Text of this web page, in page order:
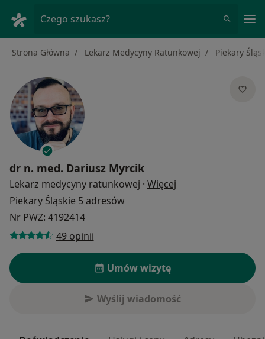
Czego szukasz?
Strona Główna Lekarz Medycyny Ratunkowej Piekary
dr n. med. Dariusz Myrcik
Lekarz medycyny ratunkowej · Więcej
Piekary Śląskie 5 adresów
Nr PWZ: 4192414
49 opinii
Umów wizytę
Wyślij wiadomość